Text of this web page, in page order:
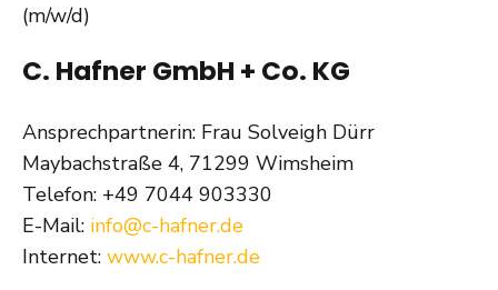
(m/w/d)
C. Hafner GmbH + Co. KG
Ansprechpartnerin: Frau Solveigh Dürr
Maybachstraße 4, 71299 Wimsheim
Telefon: +49 7044 903330
E-Mail: info@c-hafner.de
Internet: www.c-hafner.de